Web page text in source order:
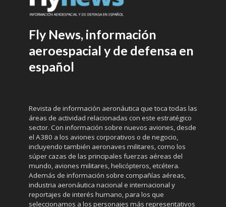
Fly News, información
aeroespacial y de defensa en
español
Revista de información aeronáutica que toca todas las
áreas de actividad relacionadas con este estratégico
sector. Con información sobre nuevos aviones, desde
el A380 a los aviones corporativos o de negocio,
incluyendo también aeronaves militares, como los
súper cazas de las principales fuerzas aéreas del
mundo, aviones militares, helicópteros, etcétera.
Además de información sobre compañías aéreas,
industria aeronáutica nacional e internacional y
reportajes de interés humano, para los que
seleccionamos a los personajes más representativos